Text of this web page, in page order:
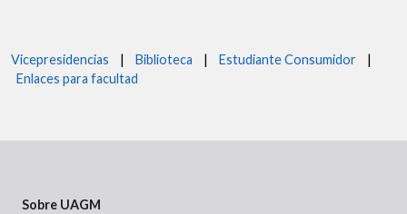
Vicepresidencias | Biblioteca | Estudiante Consumidor |
Enlaces para facultad
Sobre UAGM